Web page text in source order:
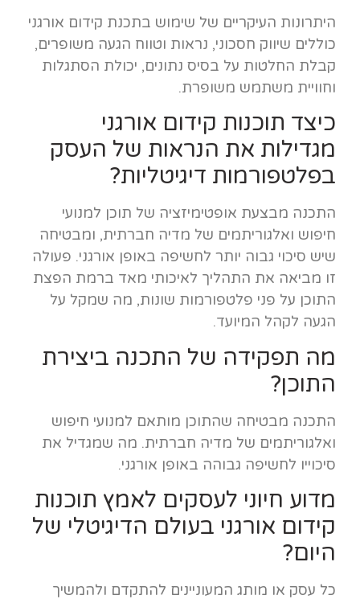
היתרונות העיקריים של שימוש בתכנת קידום אורגני
כוללים שיווק חסכוני, נראות וטווח הגעה משופרים,
קבלת החלטות על בסיס נתונים, יכולת הסתגלות
וחוויית משתמש משופרת.
כיצד תוכנות קידום אורגני
מגדילות את הנראות של העסק
בפלטפורמות דיגיטליות?
התכנה מבצעת אופטימיזציה של תוכן למנועי
חיפוש ואלגוריתמים של מדיה חברתית, ומבטיחה
שיש סיכוי גבוה יותר לחשיפה באופן אורגני. פעולה
זו מביאה את התהליך לאיכותי מאד ברמת הפצת
התוכן על פני פלטפורמות שונות, מה שמקל על
הגעה לקהל המיועד.
מה תפקידה של התכנה ביצירת
התוכן?
התכנה מבטיחה שהתוכן מותאם למנועי חיפוש
ואלגוריתמים של מדיה חברתית. מה שמגדיל את
סיכוייו לחשיפה גבוהה באופן אורגני.
מדוע חיוני לעסקים לאמץ תוכנות
קידום אורגני בעולם הדיגיטלי של
היום?
כל עסק או מותג המעוניינים להתקדם ולהמשיך